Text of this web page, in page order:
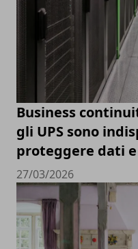
Business
gli UPS sono
proteggere dati
27/03/2026